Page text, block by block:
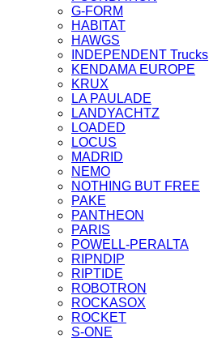
G-FORM
HABITAT
HAWGS
INDEPENDENT Trucks
KENDAMA EUROPE
KRUX
LA PAULADE
LANDYACHTZ
LOADED
LOCUS
MADRID
NEMO
NOTHING BUT FREE
PAKE
PANTHEON
PARIS
POWELL-PERALTA
RIPNDIP
RIPTIDE
ROBOTRON
ROCKASOX
ROCKET
S-ONE